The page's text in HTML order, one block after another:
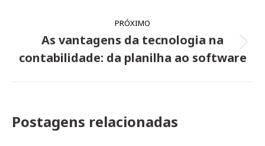
PRÓXIMO
Próximo
post:
As vantagens da tecnologia na
contabilidade: da planilha ao software
Postagens relacionadas